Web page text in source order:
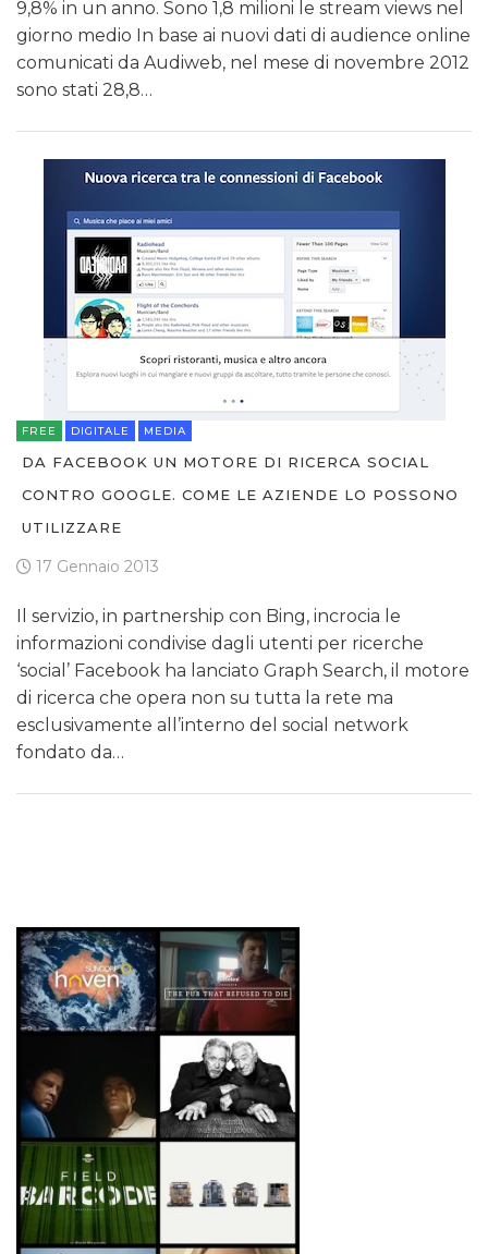
9,8% in un anno. Sono 1,8 milioni le stream views nel
giorno medio In base ai nuovi dati di audience online
comunicati da Audiweb, nel mese di novembre 2012
sono stati 28,8…
FREE DIGITALE MEDIA
DA FACEBOOK UN MOTORE DI RICERCA SOCIAL
CONTRO GOOGLE. COME LE AZIENDE LO POSSONO
UTILIZZARE
17 Gennaio 2013
Il servizio, in partnership con Bing, incrocia le
informazioni condivise dagli utenti per ricerche
‘social’ Facebook ha lanciato Graph Search, il motore
di ricerca che opera non su tutta la rete ma
esclusivamente all’interno del social network
fondato da…